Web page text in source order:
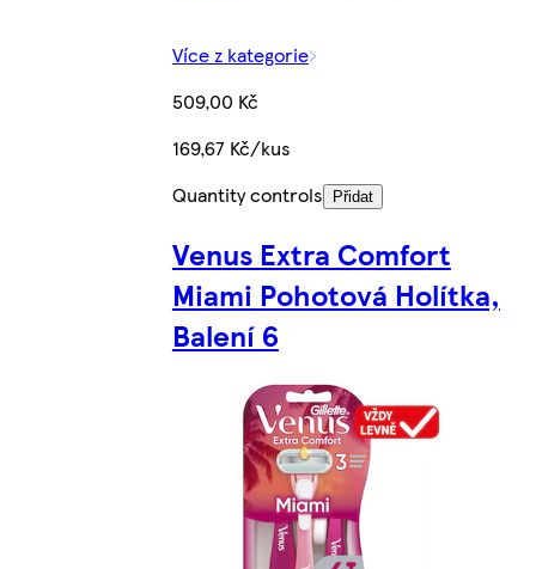
Více z kategorie
509,00 Kč
169,67 Kč/kus
Quantity controls
Přidat
Venus Extra Comfort
Miami Pohotová Holítka,
Balení 6